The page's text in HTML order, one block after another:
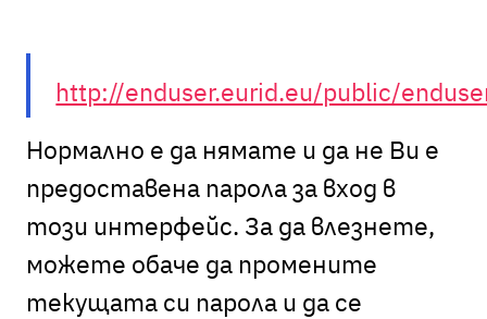
http://enduser.eurid.eu/public/
Нормално е да нямате и да не Ви е
предоставена парола за вход в
този интерфейс. За да влезнете,
можете обаче да промените
текущата си парола и да се